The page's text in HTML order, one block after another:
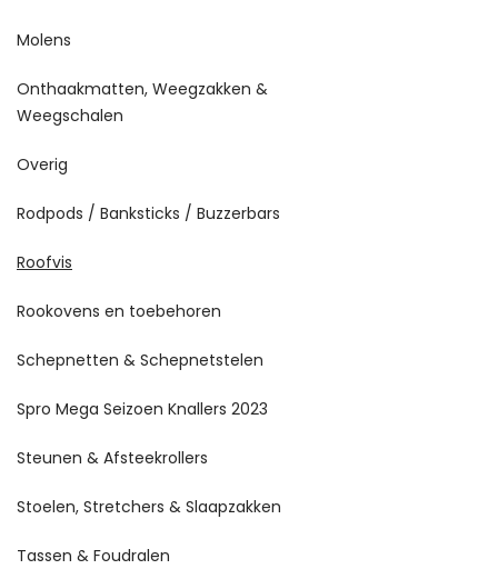
Molens
Onthaakmatten, Weegzakken &
Weegschalen
Overig
Rodpods / Banksticks / Buzzerbars
Roofvis
Rookovens en toebehoren
Schepnetten & Schepnetstelen
Spro Mega Seizoen Knallers 2023
Steunen & Afsteekrollers
Stoelen, Stretchers & Slaapzakken
Tassen & Foudralen